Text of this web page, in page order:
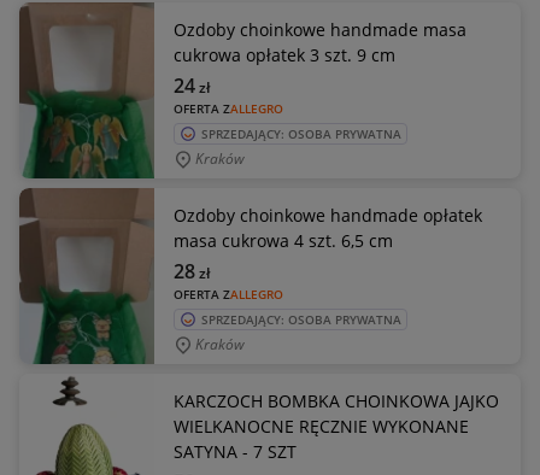
Ozdoby choinkowe handmade masa
cukrowa opłatek 3 szt. 9 cm
OFERTA ZALLEGRO
24zł
SPRZEDAJĄCY: OSOBA PRYWATNA
Kraków
Ozdoby choinkowe handmade opłatek
masa cukrowa 4 szt. 6,5 cm
OFERTA ZALLEGRO
28zł
SPRZEDAJĄCY: OSOBA PRYWATNA
Kraków
KARCZOCH BOMBKA CHOINKOWA JAJKO
WIELKANOCNE RĘCZNIE WYKONANE
SATYNA - 7 SZT